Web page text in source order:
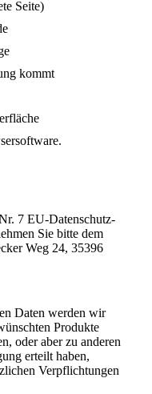
Seite)
kommt
7 EU-Datenschutz-
Sie bitte dem
Weg 24, 35396
Daten werden wir
Produkte
oder aber zu anderen
erteilt haben,
Verpflichtungen